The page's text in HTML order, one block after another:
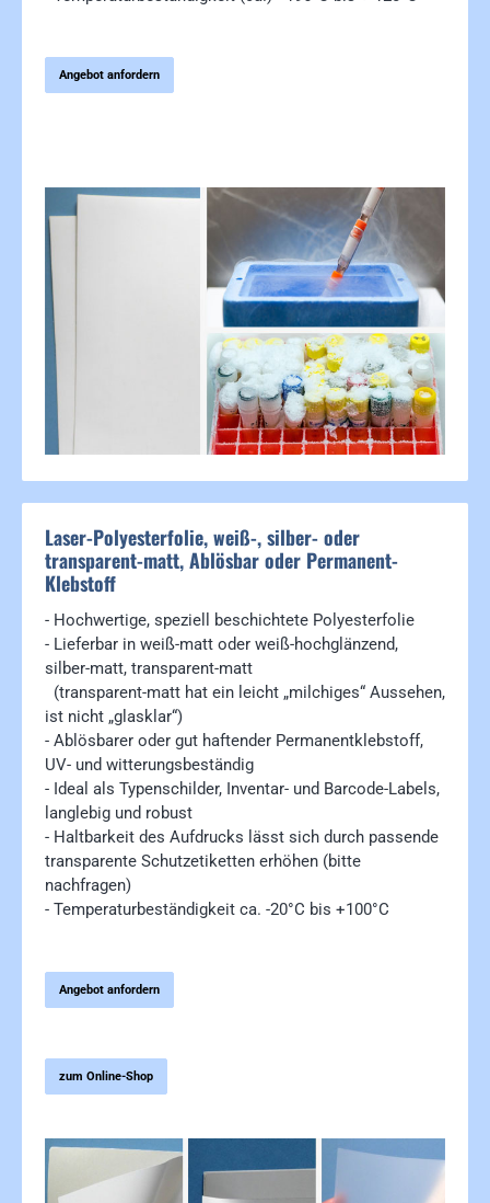
Angebot anfordern
Bildergalerie überspringen
Laser-Polyesterfolie, weiß-, silber- oder
transparent-matt, Ablösbar oder Permanent-
Klebstoff
- Hochwertige, speziell beschichtete Polyesterfolie
- Lieferbar in weiß-matt oder weiß-hochglänzend,
silber-matt, transparent-matt
(transparent-matt hat ein leicht „milchiges“ Aussehen,
ist nicht „glasklar“)
- Ablösbarer oder gut haftender Permanentklebstoff,
UV- und witterungsbeständig
- Ideal als Typenschilder, Inventar- und Barcode-Labels,
langlebig und robust
- Haltbarkeit des Aufdrucks lässt sich durch passende
transparente Schutzetiketten erhöhen (bitte
nachfragen)
- Temperaturbeständigkeit ca. -20°C bis +100°C
Angebot anfordern
zum Online-Shop
Bildergalerie überspringen